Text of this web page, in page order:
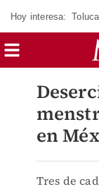
Hoy interesa:
en
Tres de